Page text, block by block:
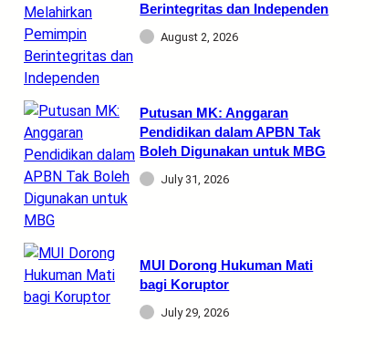
Berintegritas dan Independen
August 2, 2026
Putusan MK: Anggaran
Pendidikan dalam APBN Tak
Boleh Digunakan untuk MBG
July 31, 2026
MUI Dorong Hukuman Mati
bagi Koruptor
July 29, 2026